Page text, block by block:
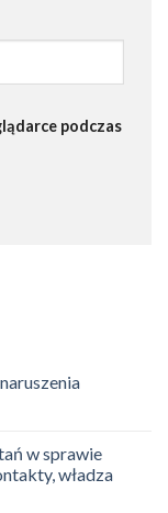
podczas
w sprawie
władza